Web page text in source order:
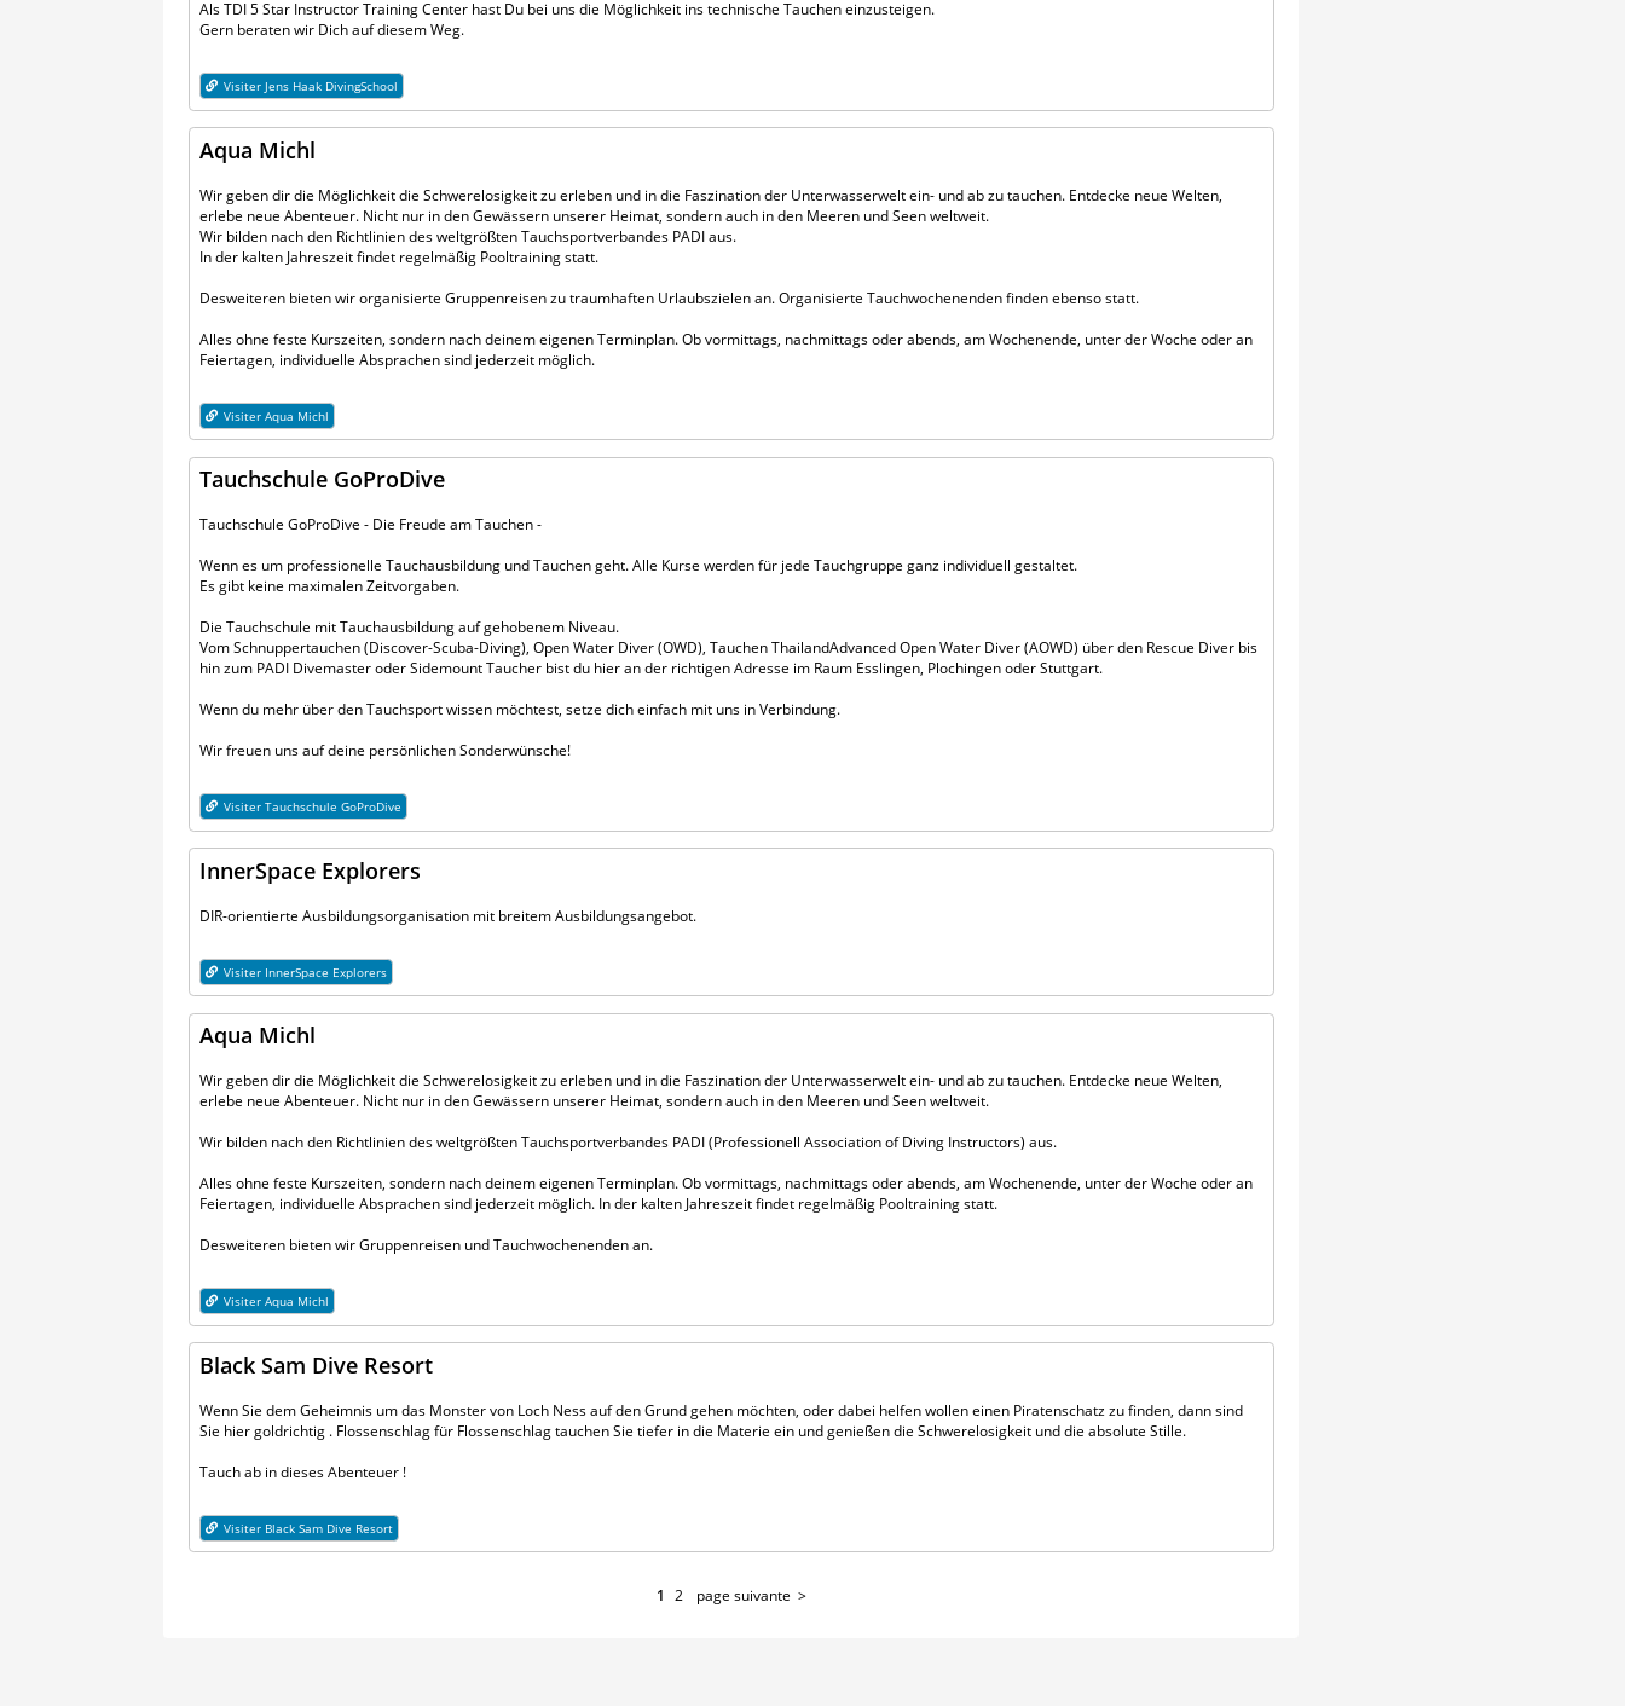
Als TDI 5 Star Instructor Training Center hast Du bei uns die Möglichkeit ins technische Tauchen einzusteigen.
Gern beraten wir Dich auf diesem Weg.
Visiter Jens Haak DivingSchool
Aqua Michl
Wir geben dir die Möglichkeit die Schwerelosigkeit zu erleben und in die Faszination der Unterwasserwelt ein- und ab zu tauchen. Entdecke neue Welten,
erlebe neue Abenteuer. Nicht nur in den Gewässern unserer Heimat, sondern auch in den Meeren und Seen weltweit.
Wir bilden nach den Richtlinien des weltgrößten Tauchsportverbandes PADI aus.
In der kalten Jahreszeit findet regelmäßig Pooltraining statt.
Desweiteren bieten wir organisierte Gruppenreisen zu traumhaften Urlaubszielen an. Organisierte Tauchwochenenden finden ebenso statt.
Alles ohne feste Kurszeiten, sondern nach deinem eigenen Terminplan. Ob vormittags, nachmittags oder abends, am Wochenende, unter der Woche oder an
Feiertagen, individuelle Absprachen sind jederzeit möglich.
Visiter Aqua Michl
Tauchschule GoProDive
Tauchschule GoProDive - Die Freude am Tauchen -
Wenn es um professionelle Tauchausbildung und Tauchen geht. Alle Kurse werden für jede Tauchgruppe ganz individuell gestaltet.
Es gibt keine maximalen Zeitvorgaben.
Die Tauchschule mit Tauchausbildung auf gehobenem Niveau.
Vom Schnuppertauchen (Discover-Scuba-Diving), Open Water Diver (OWD), Tauchen ThailandAdvanced Open Water Diver (AOWD) über den Rescue Diver bis
hin zum PADI Divemaster oder Sidemount Taucher bist du hier an der richtigen Adresse im Raum Esslingen, Plochingen oder Stuttgart.
Wenn du mehr über den Tauchsport wissen möchtest, setze dich einfach mit uns in Verbindung.
Wir freuen uns auf deine persönlichen Sonderwünsche!
Visiter Tauchschule GoProDive
InnerSpace Explorers
DIR-orientierte Ausbildungsorganisation mit breitem Ausbildungsangebot.
Visiter InnerSpace Explorers
Aqua Michl
Wir geben dir die Möglichkeit die Schwerelosigkeit zu erleben und in die Faszination der Unterwasserwelt ein- und ab zu tauchen. Entdecke neue Welten,
erlebe neue Abenteuer. Nicht nur in den Gewässern unserer Heimat, sondern auch in den Meeren und Seen weltweit.
Wir bilden nach den Richtlinien des weltgrößten Tauchsportverbandes PADI (Professionell Association of Diving Instructors) aus.
Alles ohne feste Kurszeiten, sondern nach deinem eigenen Terminplan. Ob vormittags, nachmittags oder abends, am Wochenende, unter der Woche oder an
Feiertagen, individuelle Absprachen sind jederzeit möglich. In der kalten Jahreszeit findet regelmäßig Pooltraining statt.
Desweiteren bieten wir Gruppenreisen und Tauchwochenenden an.
Visiter Aqua Michl
Black Sam Dive Resort
Wenn Sie dem Geheimnis um das Monster von Loch Ness auf den Grund gehen möchten, oder dabei helfen wollen einen Piratenschatz zu finden, dann sind
Sie hier goldrichtig . Flossenschlag für Flossenschlag tauchen Sie tiefer in die Materie ein und genießen die Schwerelosigkeit und die absolute Stille.
Tauch ab in dieses Abenteuer !
Visiter Black Sam Dive Resort
1 2 page suivante